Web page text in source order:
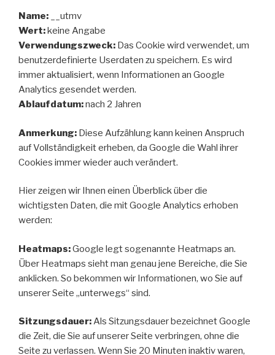
Name: __utmv
Wert:keine Angabe
Verwendungszweck: Das Cookie wird verwendet, um
benutzerdefinierte Userdaten zu speichern. Es wird
immer aktualisiert, wenn Informationen an Google
Analytics gesendet werden.
Ablaufdatum:nach 2 Jahren
Anmerkung: Diese Aufzählung kann keinen Anspruch
auf Vollständigkeit erheben, da Google die Wahl ihrer
Cookies immer wieder auch verändert.
Hier zeigen wir Ihnen einen Überblick über die
wichtigsten Daten, die mit Google Analytics erhoben
werden:
Heatmaps:Google legt sogenannte Heatmaps an.
Über Heatmaps sieht man genau jene Bereiche, die Sie
anklicken. So bekommen wir Informationen, wo Sie auf
unserer Seite „unterwegs“ sind.
Sitzungsdauer:Als Sitzungsdauer bezeichnet Google
die Zeit, die Sie auf unserer Seite verbringen, ohne die
Seite zu verlassen. Wenn Sie 20 Minuten inaktiv waren,